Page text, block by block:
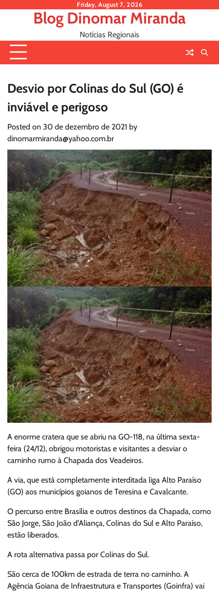
Friday, August 7, 2026
Blog Dinomar Miranda
Notícias Regionais
Desvio por Colinas do Sul (GO) é
inviável e perigoso
Posted on 30 de dezembro de 2021 by
dinomarmiranda@yahoo.com.br
A enorme cratera que se abriu na GO-118, na última sexta-
feira (24/12), obrigou motoristas e visitantes a desviar o
caminho rumo à Chapada dos Veadeiros.
A via, que está completamente interditada liga Alto Paraíso
(GO) aos municípios goianos de Teresina e Cavalcante.
O percurso entre Brasília e outros destinos da Chapada, como
São Jorge, São João d’Aliança, Colinas do Sul e Alto Paraíso,
estão liberados.
A rota alternativa passa por Colinas do Sul.
São cerca de 100km de estrada de terra no caminho. A
Agência Goiana de Infraestrutura e Transportes (Goinfra) vai